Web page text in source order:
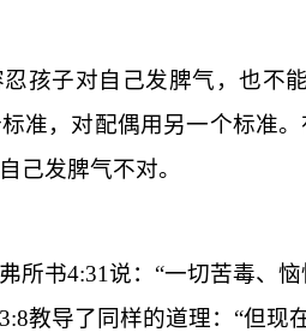
孩子对自己发脾气，也不
准，对配偶用另一个标准
己发脾气不对。
所书4:31说：“一切苦毒、
3:8教导了同样的道理：“但现